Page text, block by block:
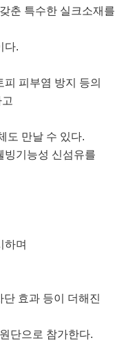
춘 특수한 실크소재를
다.
피부염 방지 등의
도 만날 수 있다.
빙기능성 신섬유를
하며
효과 등이 더해진
단으로 참가한다.